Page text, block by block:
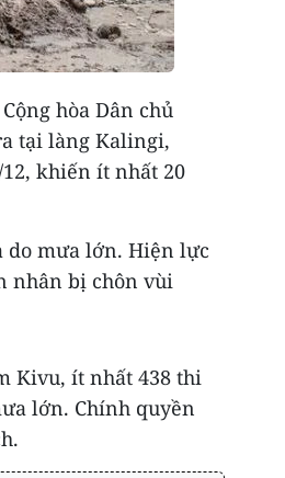
hòa Dân chủ
tại làng Kalingi,
khiến ít nhất 20
do mưa lớn. Hiện lực
nhân bị chôn vùi
Kivu, ít nhất 438 thi
lớn. Chính quyền